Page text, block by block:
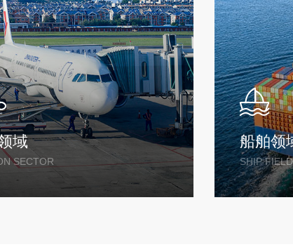
航空领域
AVIATION SECTOR